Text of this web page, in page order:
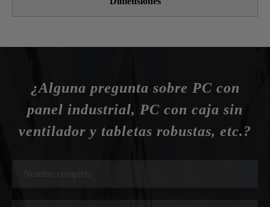
¿Alguna pregunta sobre PC con
panel industrial, PC con caja sin
ventilador y tabletas robustas, etc.?